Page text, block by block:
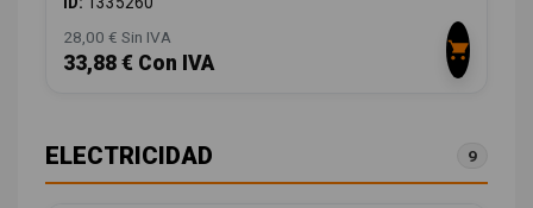
28,00 € Sin IVA
33,88 € Con IVA
ELECTRICIDAD 9